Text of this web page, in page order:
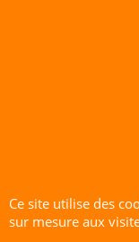
Cliquez ici
Ce site utilise des
sur mesure aux